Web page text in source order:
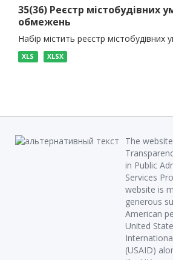
35(36) Реєстр містобудівних
обмежень
Набір містить реєстр
XLS XLSX
The
in Public
Services
website is
generous
American
United
(USAID)